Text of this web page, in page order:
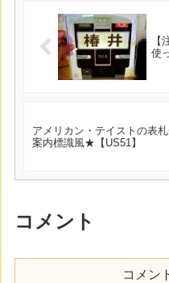
使
アメリカン・テイストの表
案内標識風★【US51】
コメント
コメン